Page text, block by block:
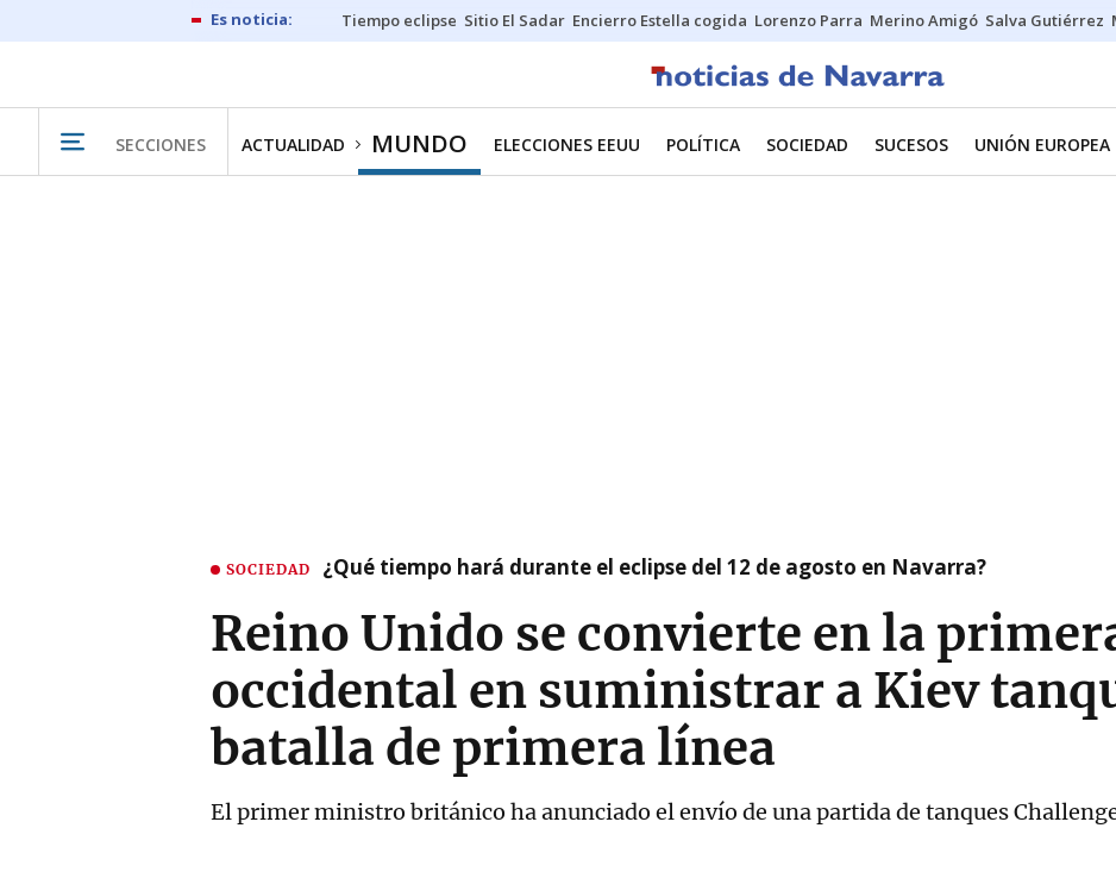
Tiempo eclipse Sitio El Sadar Encierro Estella cogida Lorenzo Parra Merino Amigó Salva Gutiérrez
SECCIONES ACTUALIDAD MUNDO ELECCIONES EEUU POLÍTICA SOCIEDAD SUCESOS UNIÓN EUROPEA
SOCIEDAD ¿Qué tiempo hará durante el eclipse del 12 de agosto en Navarra?
Reino Unido se convierte en la
occidental en suministrar a Kiev
batalla de primera línea
El primer ministro británico ha anunciado el envío de una partida de tanques